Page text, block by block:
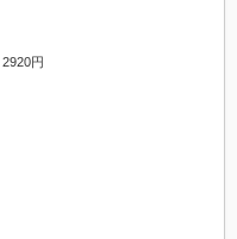
2920円